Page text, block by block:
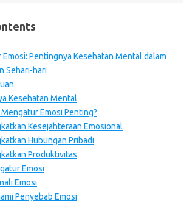
Pentingnya Kesehatan Mental dalam
Sehari-hari
Kesehatan Mental
Emosi Penting?
Kesejahteraan Emosional
Hubungan Pribadi
Produktivitas
Emosi
Emosi
Penyebab Emosi